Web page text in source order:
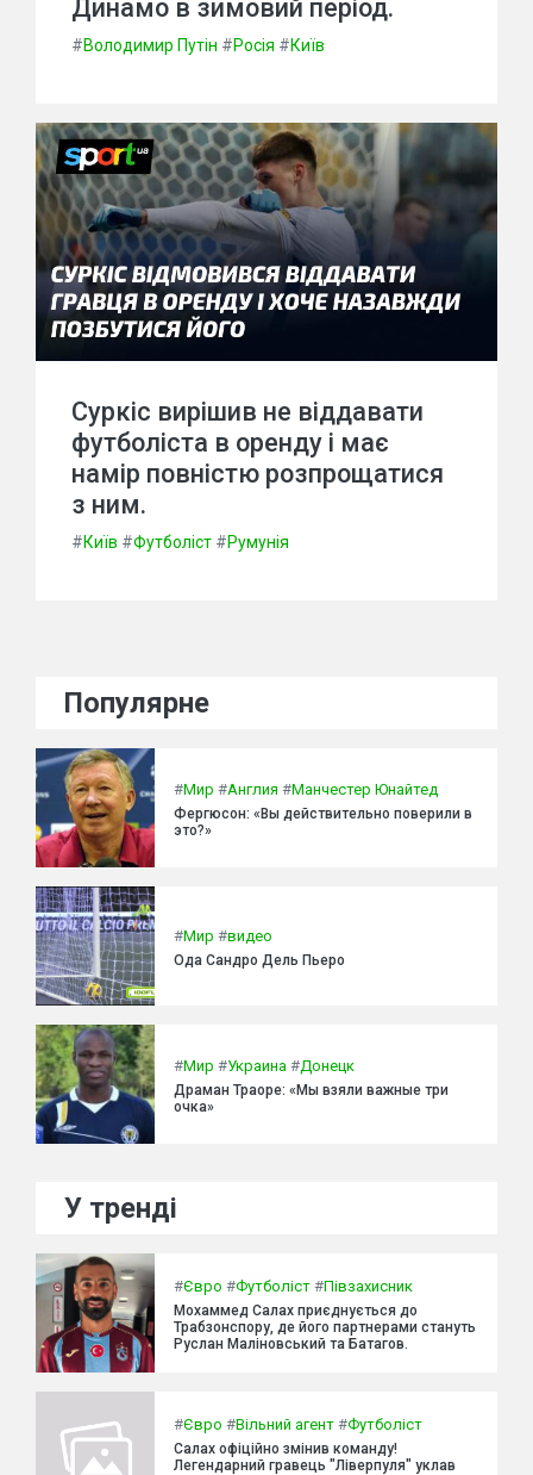
Динамо в зимовий період.
#Володимир Путін #Росія #Київ
Суркіс вирішив не віддавати
футболіста в оренду і має
намір повністю розпрощатися
з ним.
#Київ #Футболіст #Румунія
Популярне
#Мир #Англия #Манчестер Юнайтед
Фергюсон: «Вы действительно поверили в
это?»
#Мир #видео
Ода Сандро Дель Пьеро
#Мир #Украина #Донецк
Драман Траоре: «Мы взяли важные три
очка»
У тренді
#Євро #Футболіст #Півзахисник
Мохаммед Салах приєднується до
Трабзонспору, де його партнерами стануть
Руслан Маліновський та Батагов.
#Євро #Вільний агент #Футболіст
Салах офіційно змінив команду!
Легендарний гравець "Ліверпуля" уклав